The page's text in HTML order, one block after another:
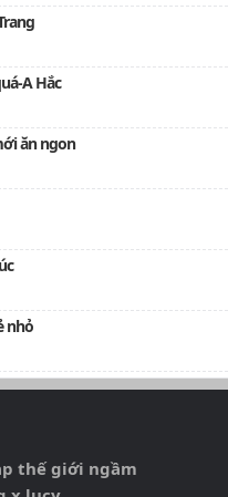
A Hắc
ăn ngon
nhỏ
thế giới ngầm